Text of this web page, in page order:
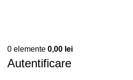
0 elemente 0,00 lei
Autentificare